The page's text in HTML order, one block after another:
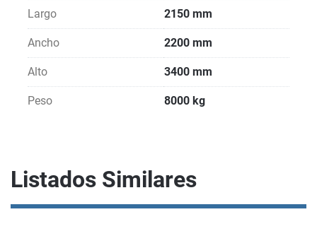
Largo 2150 mm
Ancho 2200 mm
Alto 3400 mm
Peso 8000 kg
Listados Similares